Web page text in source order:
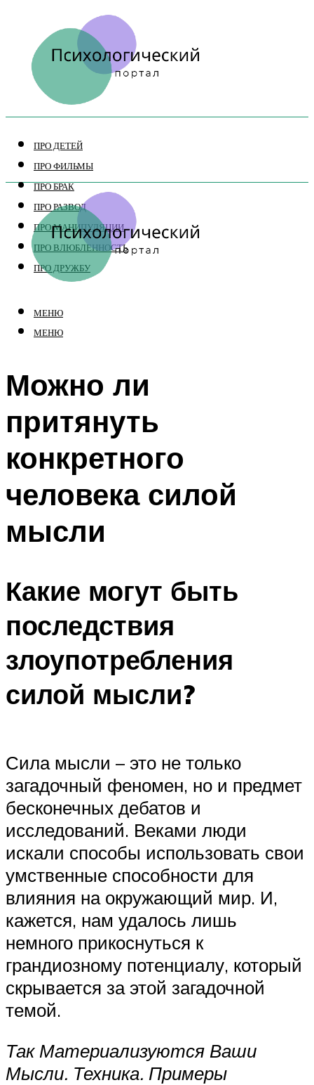
ПРО ДЕТЕЙ
ПРО ФИЛЬМЫ
ПРО БРАК
ПРО РАЗВОД
ПРО МАНИПУЛЯЦИИ
ПРО ВЛЮБЛЕННОСТЬ
ПРО ДРУЖБУ
МЕНЮ
МЕНЮ
Можно ли
притянуть
конкретного
человека силой
мысли
Какие могут быть
последствия
злоупотребления
силой мысли?
Сила мысли – это не только
загадочный феномен, но и предмет
бесконечных дебатов и
исследований. Веками люди
искали способы использовать свои
умственные способности для
влияния на окружающий мир. И,
кажется, нам удалось лишь
немного прикоснуться к
грандиозному потенциалу, который
скрывается за этой загадочной
темой.
Так Материализуются Ваши
Мысли. Техника. Примеры